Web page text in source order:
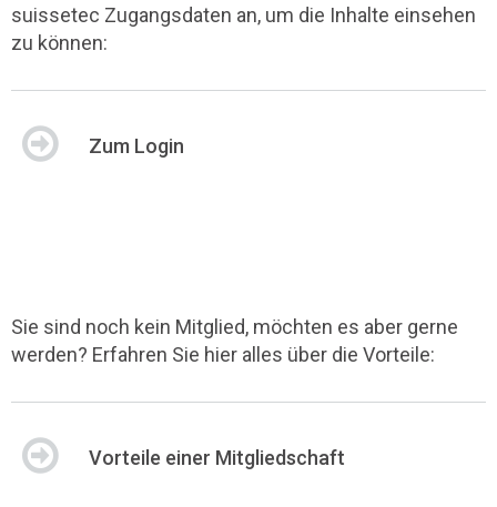
suissetec Zugangsdaten an, um die Inhalte einsehen
zu können:
Zum Login
Sie sind noch kein Mitglied, möchten es aber gerne
werden? Erfahren Sie hier alles über die Vorteile:
Vorteile einer Mitgliedschaft